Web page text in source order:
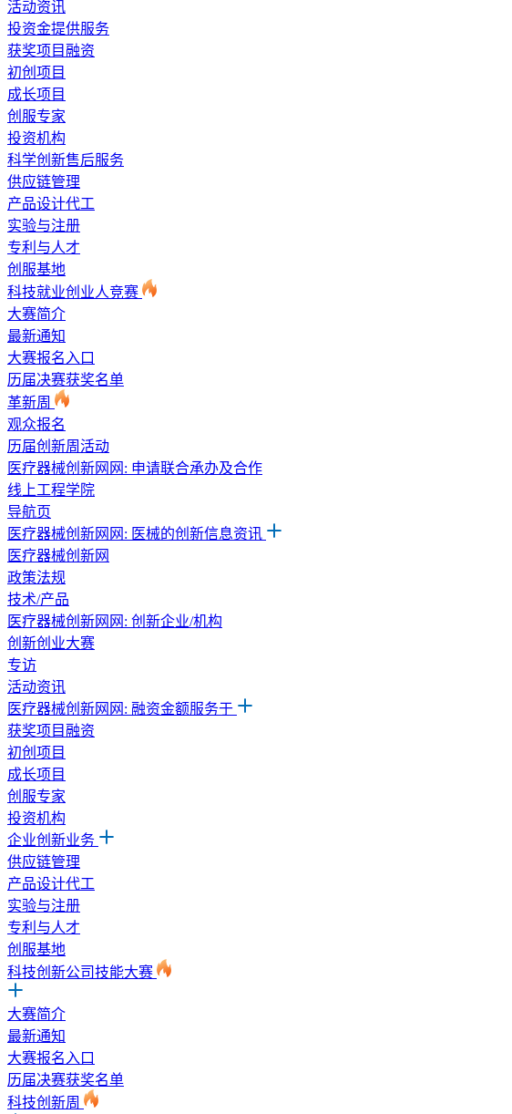
活动资讯
投资金提供服务
获奖项目融资
初创项目
成长项目
创服专家
投资机构
科学创新售后服务
供应链管理
产品设计代工
实验与注册
专利与人才
创服基地
科技就业创业人竞赛
大赛简介
最新通知
大赛报名入口
历届决赛获奖名单
革新周
观众报名
历届创新周活动
医疗器械创新网网: 申请联合承办及合作
线上工程学院
导航页
医疗器械创新网网: 医械的创新信息资讯
医疗器械创新网
政策法规
技术/产品
医疗器械创新网网: 创新企业/机构
创新创业大赛
专访
活动资讯
医疗器械创新网网: 融资金额服务于
获奖项目融资
初创项目
成长项目
创服专家
投资机构
企业创新业务
供应链管理
产品设计代工
实验与注册
专利与人才
创服基地
科技创新公司技能大赛
大赛简介
最新通知
大赛报名入口
历届决赛获奖名单
科技创新周